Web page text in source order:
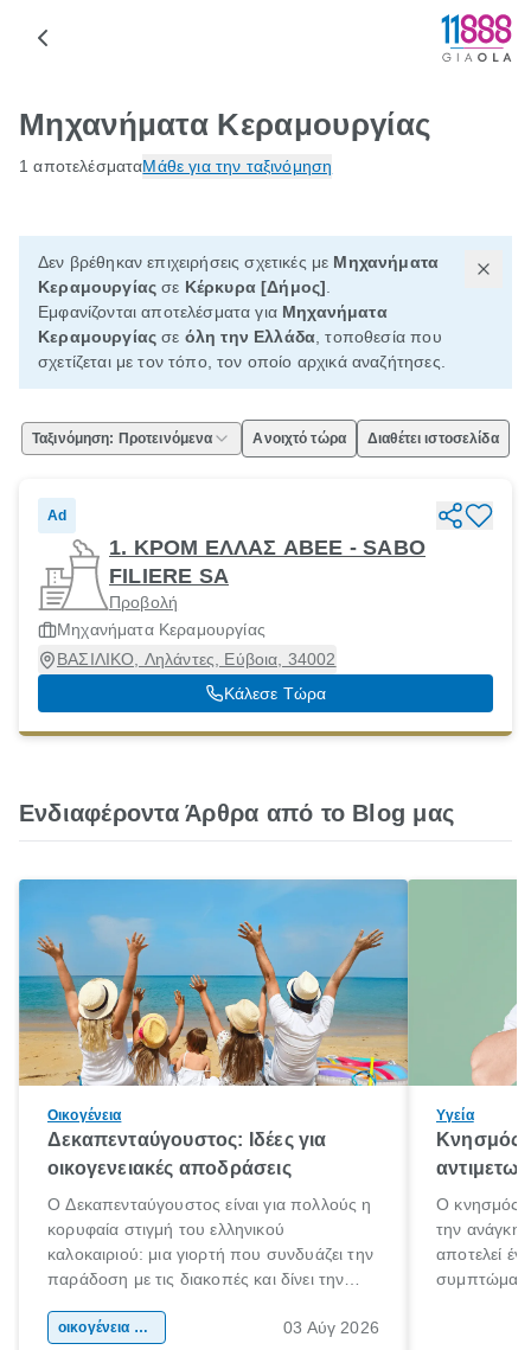
Μηχανήματα Κεραμουργίας
1 αποτελέσματαΜάθε για την ταξινόμηση
Δεν βρέθηκαν επιχειρήσεις σχετικές με Μηχανήματα
Κεραμουργίας σε Κέρκυρα [Δήμος]
Εμφανίζονται αποτελέσματα για Μηχανήματα
Κεραμουργίας σε όλη την Ελλάδα , τοποθεσία που
σχετίζεται με τον τόπο, τον οποίο αρχικά αναζήτησες.
Ταξινόμηση: Προτεινόμενα Ανοιχτό τώρα Διαθέτει ιστοσελίδα
Ad
1. ΚΡΟΜ ΕΛΛΑΣ ΑΒΕΕ - SABO
FILIERE SA
Προβολή
Μηχανήματα Κεραμουργίας
ΒΑΣΙΛΙΚΟ, Ληλάντες, Εύβοια, 34002
Κάλεσε Τώρα
Ενδιαφέροντα Άρθρα από το Blog μας
Οικογένεια
Δεκαπενταύγουστος: Ιδέες για
οικογενειακές αποδράσεις
Ο Δεκαπενταύγουστος είναι για πολλούς η
κορυφαία στιγμή του ελληνικού
καλοκαιριού: μια γιορτή που συνδυάζει την
παράδοση με τις διακοπές και δίνει την
χώρας. Είτε πρόκειται για λίγες μέρες
οικογένεια & παιδί 03 Αύγ 2026
Υγεία
Κνησμός:
Ο κνησμός
την ανάγκη
αποτελεί